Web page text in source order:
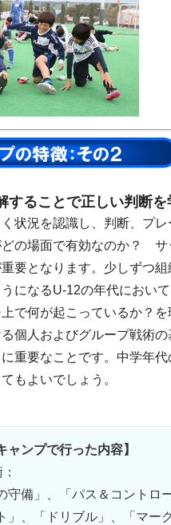
することで正しい判断を
状況を認識し、判断、プレ
どの場面で有効なのか？ サ
要となります。少しずつ組
になるU-12の年代におい
で何が起こっているか？を
個人およびグループ戦術の
重要なことです。中学年代
もよいでしょう。
ャンプで行った内容】
守備」、「パス＆コントロ
」、「ドリブル」、「マー